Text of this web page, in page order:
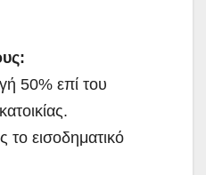
50% επί του
το εισοδηματικό